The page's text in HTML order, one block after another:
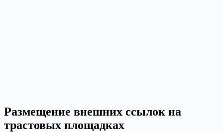
Размещение внешних ссылок на
трастовых площадках